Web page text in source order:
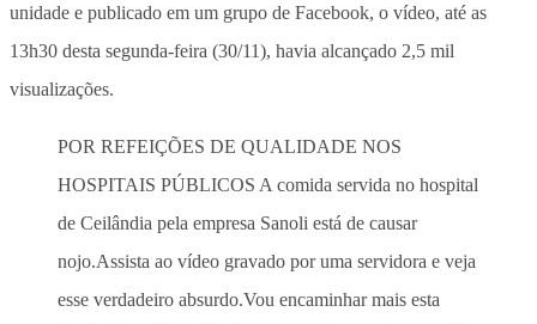
unidade e publicado em um grupo de Facebook, o vídeo, até as
13h30 desta segunda-feira (30/11), havia alcançado 2,5 mil
visualizações.
POR REFEIÇÕES DE QUALIDADE NOS
HOSPITAIS PÚBLICOS A comida servida no hospital
de Ceilândia pela empresa Sanoli está de causar
nojo.Assista ao vídeo gravado por uma servidora e veja
esse verdadeiro absurdo.Vou encaminhar mais esta